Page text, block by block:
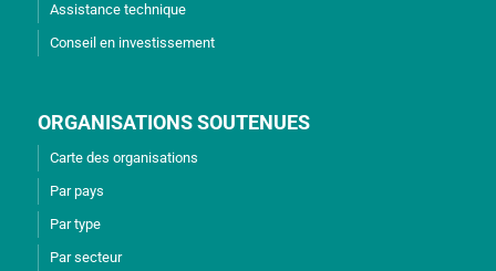
Assistance technique
Conseil en investissement
ORGANISATIONS SOUTENUES
Carte des organisations
Par pays
Par type
Par secteur